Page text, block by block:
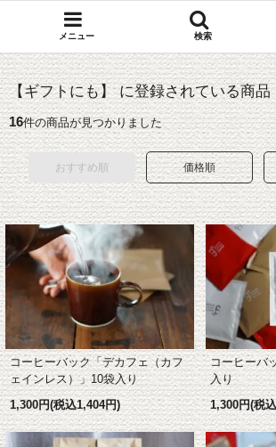
メニュー 検索
【ギフトにも】 に登録されている商品
16件の商品が見つかりました
おすすめ順 価格順
コーヒーバック「デカフェ（カフ
ェインレス）」10袋入り
1,300円(税込1,404円)
コーヒーバ
入り
1,300円(税